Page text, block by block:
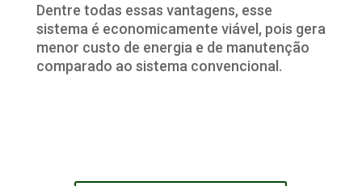
Dentre todas essas vantagens, esse
sistema é economicamente viável, pois gera
menor custo de energia e de manutenção
comparado ao sistema convencional.